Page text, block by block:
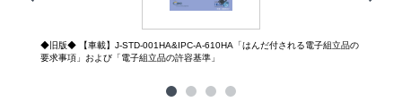
◆旧版◆ 【車載】J-STD-001HA&IPC-A-610HA「はんだ付される電子組立品の
要求事項」および「電子組立品の許容基準」